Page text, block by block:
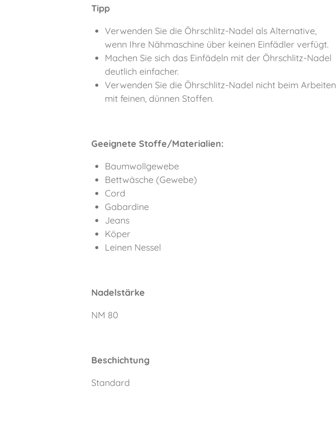
Tipp
Verwenden Sie die Öhrschlitz-Nadel als Alternative,
wenn Ihre Nähmaschine über keinen Einfädler verfügt.
Machen Sie sich das Einfädeln mit der Öhrschlitz-Nadel
deutlich einfacher.
Verwenden Sie die Öhrschlitz-Nadel nicht beim Arbeiten
mit feinen, dünnen Stoffen.
Geeignete Stoffe/Materialien:
Baumwollgewebe
Bettwäsche (Gewebe)
Cord
Gabardine
Jeans
Köper
Leinen Nessel
Nadelstärke
NM 80
Beschichtung
Standard